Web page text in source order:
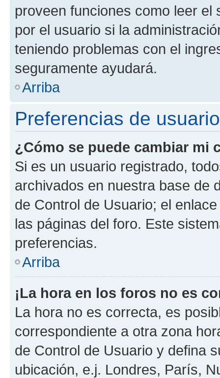
proveen funciones como leer el
por el usuario si la
teniendo problemas con el
seguramente ayudará.
Arriba
Preferencias de
¿Cómo se puede cambiar mi
Si es un usuario registrado,
archivados en nuestra base de
de Control de Usuario; el
las páginas del foro. Este
preferencias.
Arriba
¡La hora en los foros no es
La hora no es correcta, es
correspondiente a otra zona
de Control de Usuario y defina
ubicación, e.j. Londres, París,